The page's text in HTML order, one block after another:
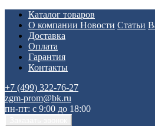
Каталог товаров
О компании Новости Статьи
Доставка
Оплата
Гарантия
Контакты
+7 (499) 322-76-27
zgm-prom@bk.ru
пн-пт: с 9:00 до 18:00